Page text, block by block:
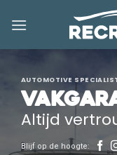
AUTOMOTIVE
Altijd
Blijf op de hoogte: